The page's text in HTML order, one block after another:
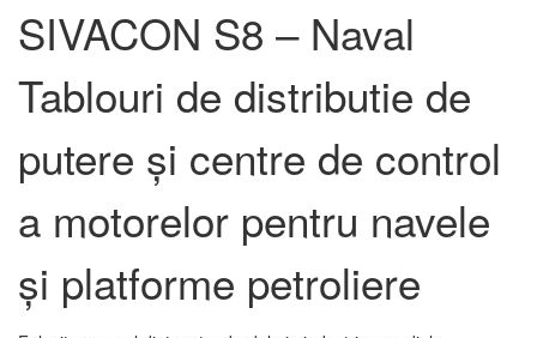
SIVACON S8 – Naval
Tablouri de distributie de
putere și centre de control
a motorelor pentru navele
și platforme petroliere